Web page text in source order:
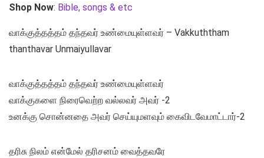
Shop Now: Bible, songs & etc
வாக்குத்தத்தம் தந்தவர் உண்மையுள்ளவர் – Vakkuththam
thanthavar Unmaiyullavar
வாக்குத்தத்தம் தந்தவர் உண்மையுள்ளவர்
வாக்குகளை நிரைவெற்ற வல்லவர் அவர் -2
உனக்கு சொன்னதை அவர் செய்யுமளவும் கைவிடவேமாட்டார்-2
தரிசு நிலம் என்மேல் தரிசனம் வைத்தவரே